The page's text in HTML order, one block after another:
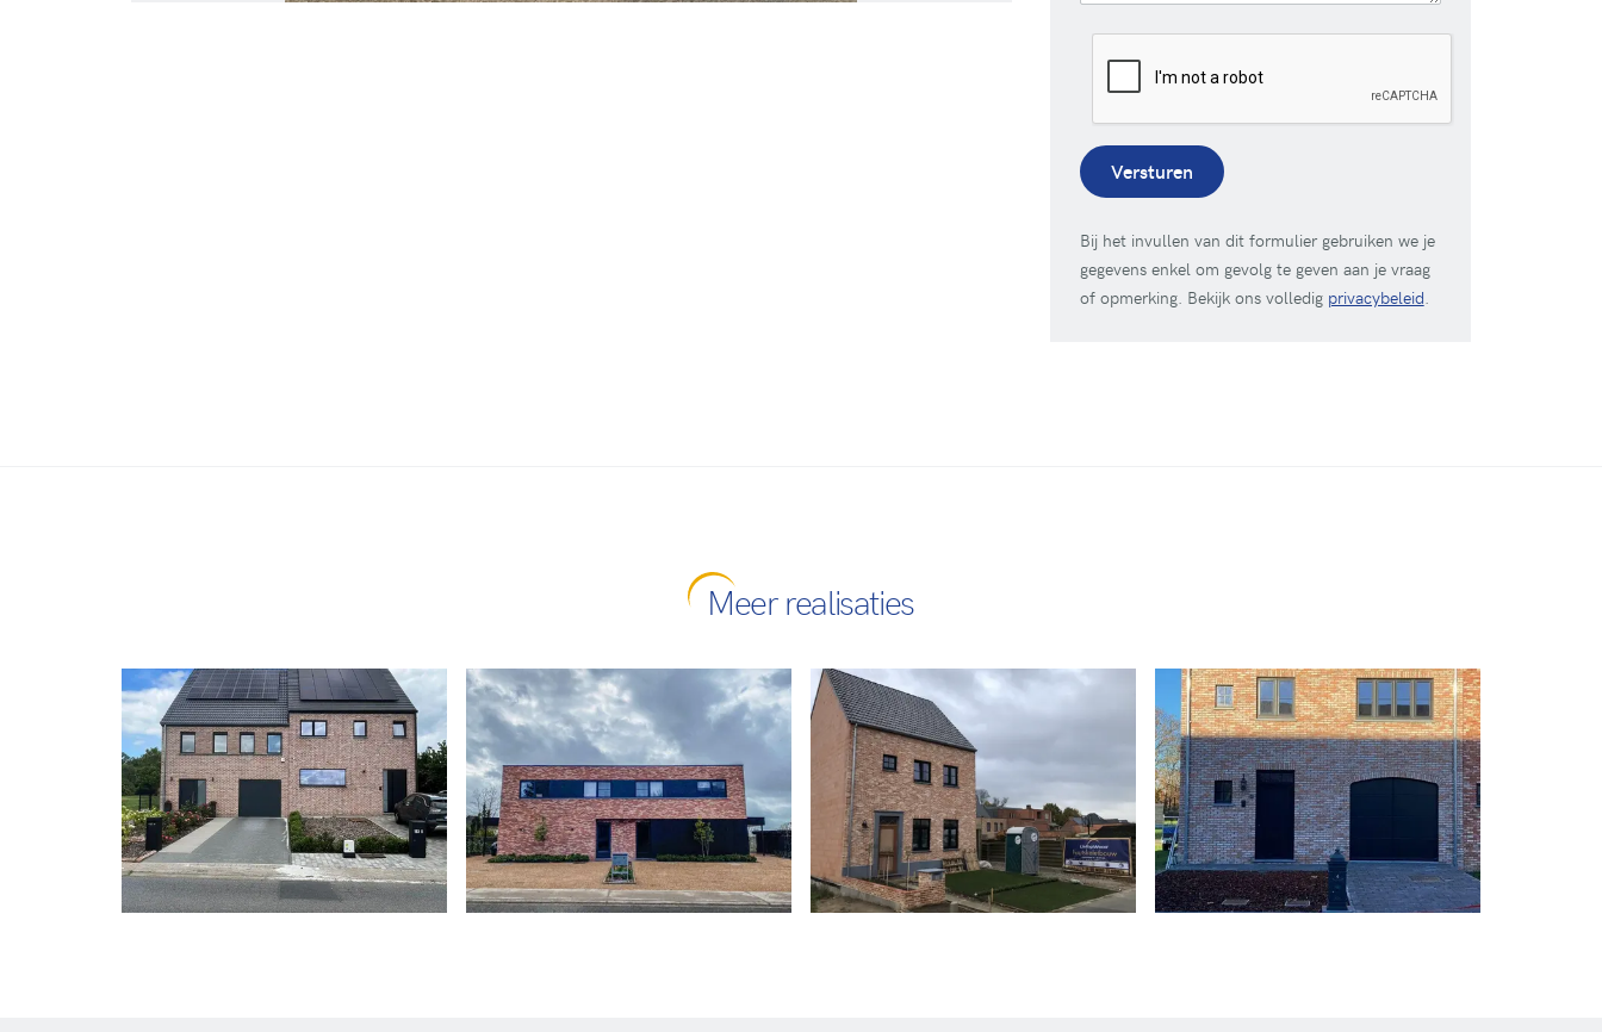
Versturen
Bij het invullen van dit formulier gebruiken we je
gegevens enkel om gevolg te geven aan je vraag
of opmerking. Bekijk ons volledig privacybeleid.
Meer realisaties